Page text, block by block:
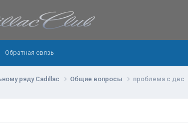
Обратная связь
ряду Cadillac Общие вопросы проблема с двс